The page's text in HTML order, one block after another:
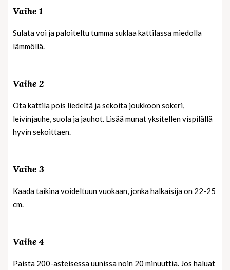
Vaihe 1
Sulata voi ja paloiteltu tumma suklaa kattilassa miedolla
lämmöllä.
Vaihe 2
Ota kattila pois liedeltä ja sekoita joukkoon sokeri,
leivinjauhe, suola ja jauhot. Lisää munat yksitellen vispilällä
hyvin sekoittaen.
Vaihe 3
Kaada taikina voideltuun vuokaan, jonka halkaisija on 22-25
cm.
Vaihe 4
Paista 200-asteisessa uunissa noin 20 minuuttia. Jos haluat